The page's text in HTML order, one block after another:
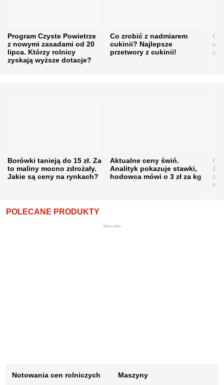
Program Czyste Powietrze
z nowymi zasadami od 20
lipca. Którzy rolnicy
zyskają wyższe dotacje?
Co zrobić z nadmiarem
cukinii? Najlepsze
przetwory z cukinii!
w
Borówki tanieją do 15 zł. Za
to maliny mocno zdrożały.
Jakie są ceny na rynkach?
Aktualne ceny świń.
Analityk pokazuje stawki,
hodowca mówi o 3 zł za kg
POLECANE PRODUKTY
REKLAMA
Notowania cen rolniczych
Maszyny